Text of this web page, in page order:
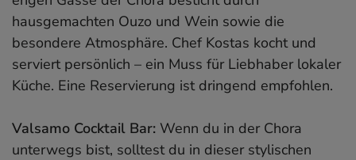
hausgemachten Ouzo und Wein sowie die
besondere Atmosphäre. Chef Kostas kocht und
serviert persönlich – ein Muss für Liebhaber lokaler
Küche. Eine Reservierung ist dringend empfohlen.
Valsamo Cocktail Bar: Wenn du in der Chora
unterwegs bist, solltest du in dieser stylischen